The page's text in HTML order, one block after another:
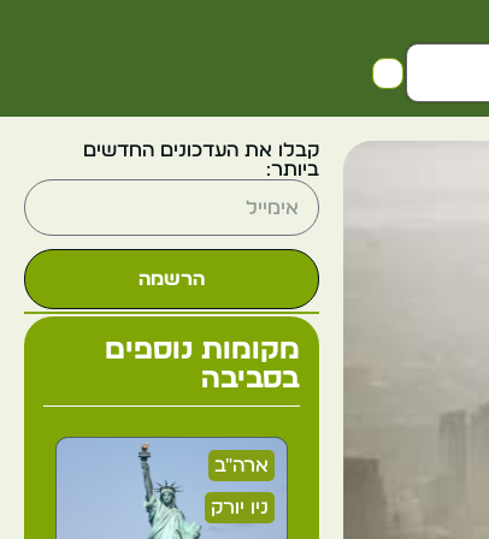
קבלו את העדכונים החדשים
ביותר:
הרשמה
מקומות נוספים
בסביבה
ארה"ב
ניו יורק